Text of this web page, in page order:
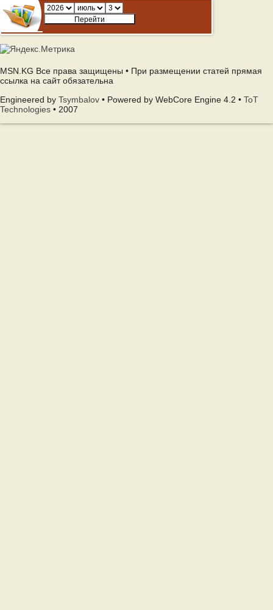
MSN.KG Все права защищены • При размещении статей прямая
ссылка на сайт обязательна
Engineered by Tsymbalov • Powered by WebCore Engine 4.2 • ToT
Technologies • 2007